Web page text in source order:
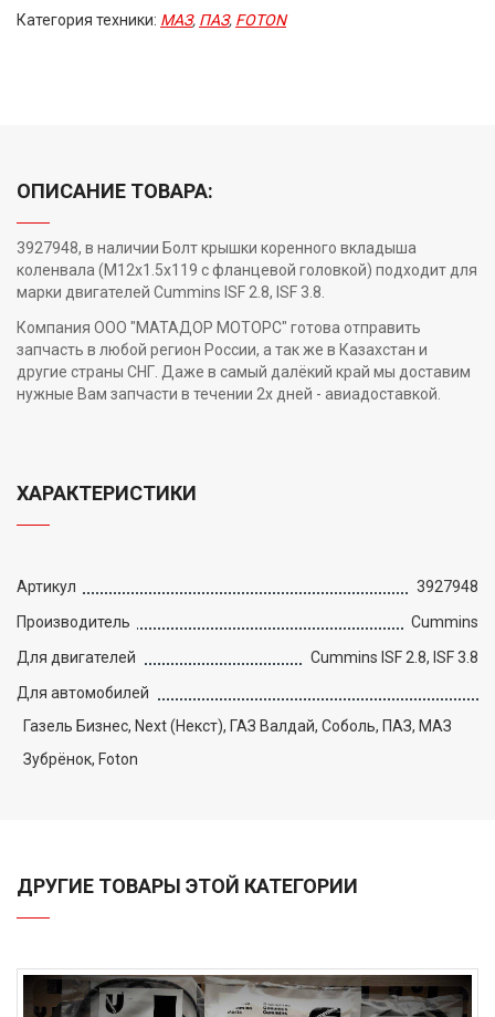
Категория техники: МАЗ, ПАЗ, FOTON
ОПИСАНИЕ ТОВАРА:
3927948, в наличии Болт крышки коренного вкладыша
коленвала (M12x1.5x119 с фланцевой головкой) подходит для
марки двигателей Cummins ISF 2.8, ISF 3.8.
Компания ООО "МАТАДОР МОТОРС" готова отправить
запчасть в любой регион России, а так же в Казахстан и
другие страны СНГ. Даже в самый далёкий край мы доставим
нужные Вам запчасти в течении 2х дней - авиадоставкой.
ХАРАКТЕРИСТИКИ
Артикул
3927948
Производитель
Cummins
Для двигателей
Cummins ISF 2.8, ISF 3.8
Для автомобилей
Газель Бизнес, Next (Некст), ГАЗ Валдай, Соболь, ПАЗ, МАЗ
Зубрёнок, Foton
ДРУГИЕ ТОВАРЫ ЭТОЙ КАТЕГОРИИ